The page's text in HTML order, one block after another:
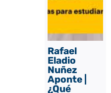
Rafael
Eladio
Nuñez
Aponte |
¿Qué